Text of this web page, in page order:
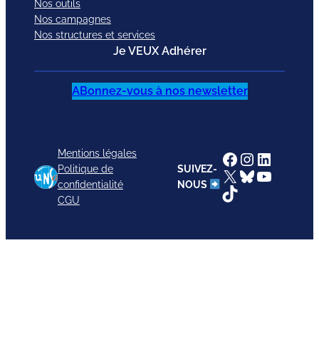
Nos outils
Nos campagnes
Nos structures et services
Je VEUX Adhérer
ABonnez-vous à nos newsletter
Mentions légales
Politique de
confidentialité
CGU
SUIVEZ-
NOUS
Facebook
Instagram
X Bluesky
TikTok